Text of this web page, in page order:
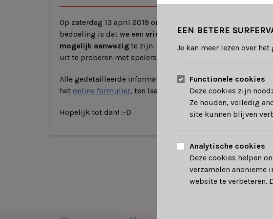
Op zaterdag 13 april 2019 ontvangt onze club een groep
bedoeling is dat we een vriendschappelijk tornooi
mogelijk aanwezig te zijn. Ook ouders die een shuttle
uit te proberen met spelers uit andere landen.
Alle gedetailleerde informatie en verloop voor die dag vind
het online formulier, ten laatste tegen 25 maart 2019.
Hopelijk tot dan! :-D
EEN BETERE
Je kan meer lezen over
Functionele cookies
Deze cookies zijn
Ze houden, volledig
site kunnen blijven
Analytische cookies
Deze cookies helpen
verzamelen anonieme
website te verbeteren.